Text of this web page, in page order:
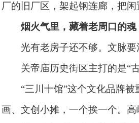
厂的旧厂区，架起钢连廊，把
烟火气里，藏着老周口的魂
光有老房子还不够。文脉要
关帝庙历史街区主打的是“古
“三川十馆”这个文化品牌被
画、文创小摊，一个挨一个。